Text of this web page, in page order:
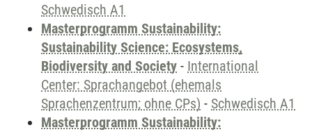
Schwedisch A1
Masterprogramm Sustainability:
Sustainability Science: Ecosystems,
Biodiversity and Society - International
Center: Sprachangebot (ehemals
Sprachenzentrum; ohne CPs) - Schwedisch A1
Masterprogramm Sustainability: